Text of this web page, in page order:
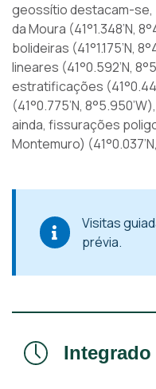
geossítio destacam-se,
da Moura (41°1.348’N,
bolideiras (41°1.175’N,
lineares (41°0.592’N,
estratificações
(41°0.775’N,
ainda, fissurações
Montemuro)
Visitas
prévia.